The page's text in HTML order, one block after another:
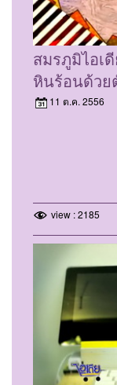
สมรภูมิไอเ
หินร้อนด้วย
11 ต.ค. 2556
view : 2185